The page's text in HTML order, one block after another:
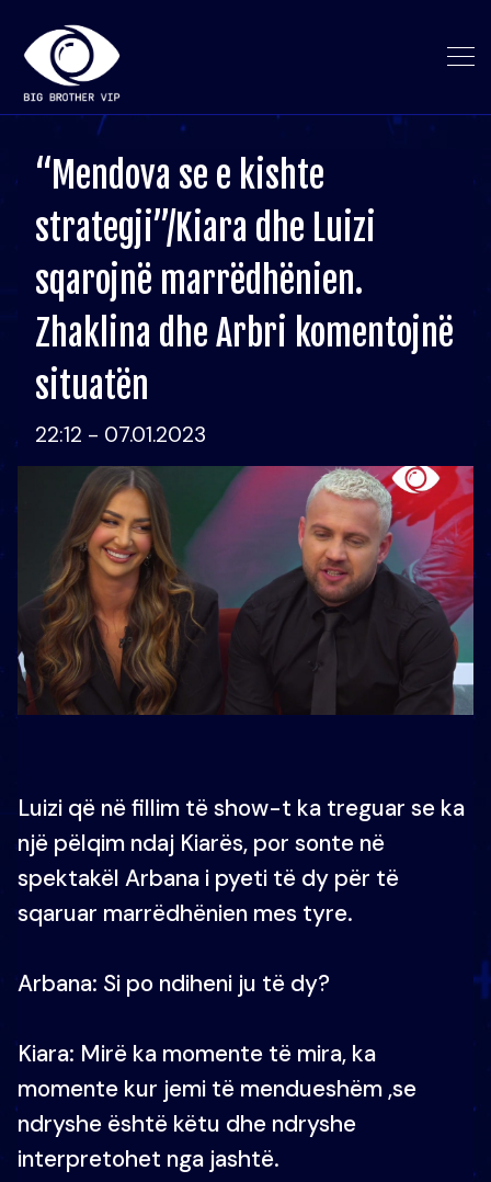
“Mendova se e kishte
strategji”/Kiara dhe Luizi
sqarojnë marrëdhënien.
Zhaklina dhe Arbri komentojnë
situatën
22:12 - 07.01.2023
Luizi që në fillim të show-t ka treguar se ka
një pëlqim ndaj Kiarës, por sonte në
spektakël Arbana i pyeti të dy për të
sqaruar marrëdhënien mes tyre.
Arbana: Si po ndiheni ju të dy?
Kiara: Mirë ka momente të mira, ka
momente kur jemi të mendueshëm ,se
ndryshe është këtu dhe ndryshe
interpretohet nga jashtë.